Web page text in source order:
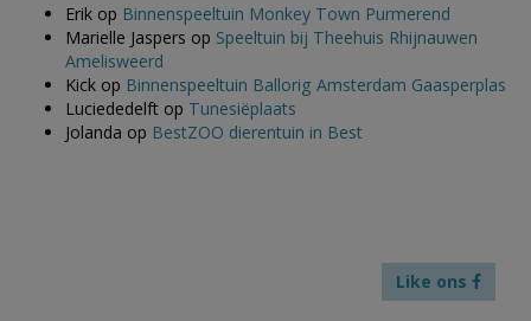
Erik op Binnenspeeltuin Monkey Town Purmerend
Marielle Jaspers op Speeltuin bij Theehuis Rhijnauwen
Amelisweerd
Kick op Binnenspeeltuin Ballorig Amsterdam Gaasperplas
Luciededelft op Tunesiëplaats
Jolanda op BestZOO dierentuin in Best
Like ons